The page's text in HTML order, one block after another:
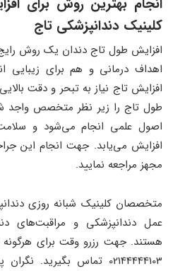
انجام بهترین روش برای
کلینیک دندانپزشکی تاج
افزایش طول تاج دندان یک روش
اهداف درمانی و هم برای
افزایش تاج نیاز به تبحر و دقت
طول تاج را زیر نظر متخصص واجد
اصول علمی انجام می‌شود و
افزایش می‌یابد. جهت انجام این
مجهز مراجعه نمایید.
متخصصان کلینیک شبانه روزی
عمل دندانپزشکی و مراقبت‌های
هستند. جهت رزرو وقت برای
02144444103 تماس